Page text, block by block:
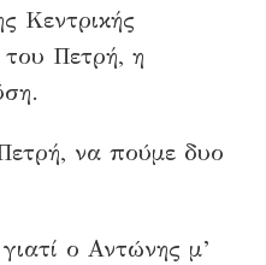
Κεντρικής
Πετρή, η
να πούμε δυο
ο Αντώνης μ’